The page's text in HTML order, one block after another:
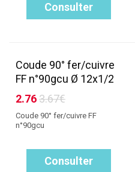
Consulter
Coude 90° fer/cuivre
FF n°90gcu Ø 12x1/2
2.763.67€
Coude 90° fer/cuivre FF
n°90gcu
Consulter